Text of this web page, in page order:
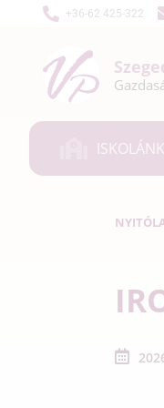
+36-62 425-322